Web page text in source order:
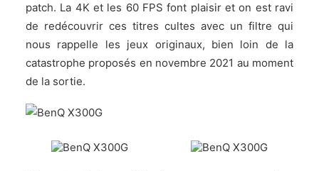
patch. La 4K et les 60 FPS font plaisir et on est ravi
de redécouvrir ces titres cultes avec un filtre qui
nous rappelle les jeux originaux, bien loin de la
catastrophe proposés en novembre 2021 au moment
de la sortie.